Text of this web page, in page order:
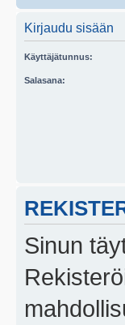
Kirjaudu sisään
Käyttäjätunnus:
Salasana:
Sinun